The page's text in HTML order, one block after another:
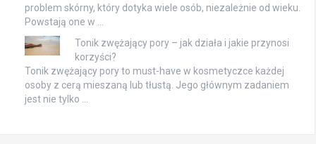
problem skórny, który dotyka wiele osób, niezależnie od wieku.
Powstają one w …
Tonik zwężający pory – jak działa i jakie przynosi
korzyści?
Tonik zwężający pory to must-have w kosmetyczce każdej
osoby z cerą mieszaną lub tłustą. Jego głównym zadaniem
jest nie tylko …